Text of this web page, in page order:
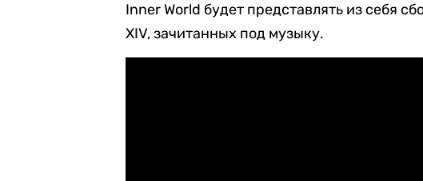
Inner World будет представлять из себя
XIV, зачитанных под музыку.